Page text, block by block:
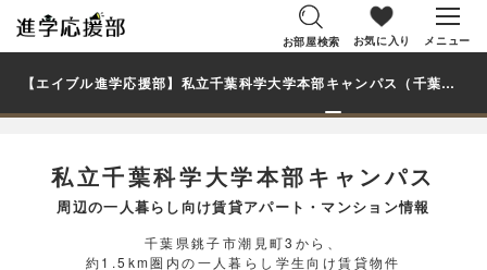
お部屋検索 お気に入り メニュー
【エイブル進学応援部】私立千葉科学大学本部キャンパス（千葉県）周辺の賃貸を探す｜学生・大学生の一人暮らし向け賃貸マンション・アパート
私立千葉科学大学本部キャンパス
周辺の一人暮らし向け賃貸アパート・マンション情報
千葉県銚子市潮見町3から、
約1.5km圏内の一人暮らし学生向け賃貸物件